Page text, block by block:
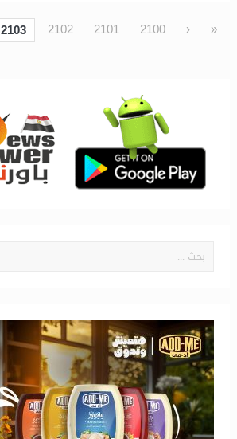
«
‹
2100
2101
2102
2103